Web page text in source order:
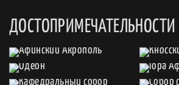
ДОСТОПРИМЕЧАТЕЛЬНОСТИ